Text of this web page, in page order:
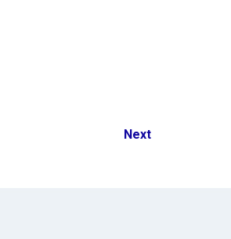
Next